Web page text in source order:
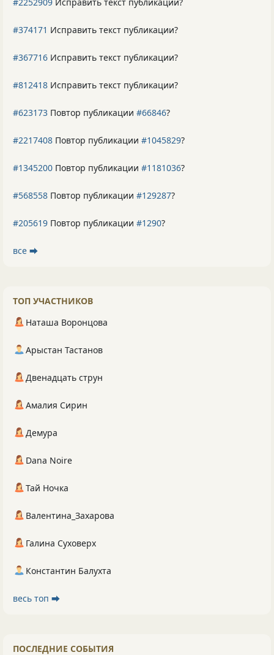
#374171 Исправить текст публикации?
#367716 Исправить текст публикации?
#812418 Исправить текст публикации?
#623173 Повтор публикации #66846?
#2217408 Повтор публикации #1045829?
#1345200 Повтор публикации #1181036?
#568558 Повтор публикации #129287?
#205619 Повтор публикации #1290?
все ⮕
ТОП УЧАСТНИКОВ
Наташа Воронцова
Арыстан Тастанов
Двенадцать струн
Амалия Сирин
Демура
Dana Noire
Тай Ночка
Валентина_Захарова
Галина Суховерх
Константин Балухта
весь топ ⮕
ПОСЛЕДНИЕ СОБЫТИЯ